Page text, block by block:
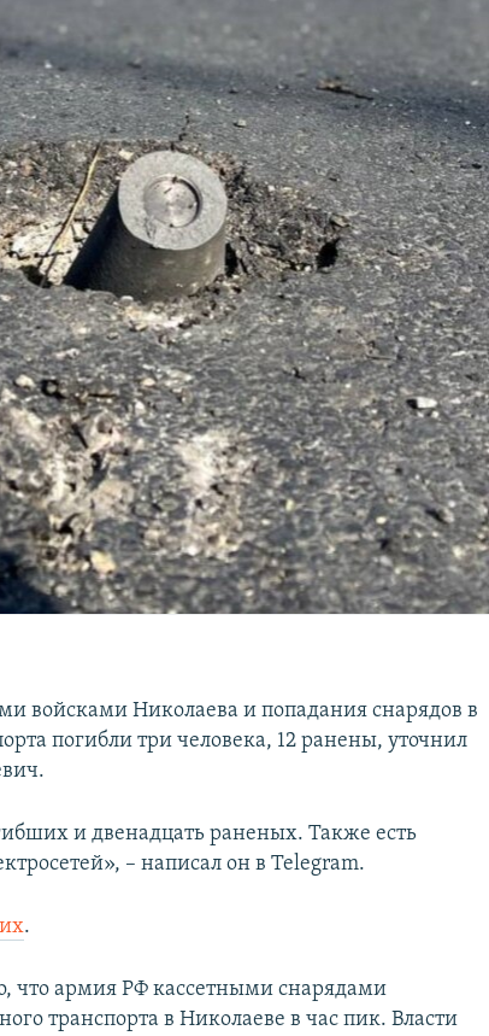
войсками Николаева и попадания снарядов в
погибли три человека, 12 ранены, уточнил
и двенадцать раненых. Также есть
– написал он в Telegram.
.
что армия РФ кассетными снарядами
транспорта в Николаеве в час пик. Власти